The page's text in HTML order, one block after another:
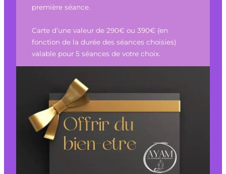
première séance.
Carte d’une valeur de 290€ ou 390€ (en
fonction de la durée des séances choisies)
valable pour 5 séances de votre choix.